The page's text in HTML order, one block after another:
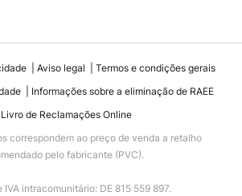
Aviso legal
Termos e condições gerais
Informações sobre a eliminação de RAEE
Livro de Reclamações Online
correspondem ao preço de venda a retalho
pelo fabricante (PVC).
IVA intracomunitário: DE 815 559 897.